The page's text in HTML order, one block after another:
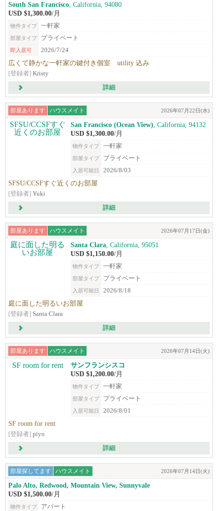
South San Francisco , California, 94080
USD $1,300.00/月
物件タイプ 一軒家
部屋タイプ プライベート
即入居可 2026/7/24
広くて静かな一軒家の鍵付き個室 utility 込み
[登録者] Kristy
詳細
部屋あります ハウスメイト 2026年07月22日(水)
San Francisco (Ocean View) , California, 94132
USD $1,300.00/月
物件タイプ 一軒家
部屋タイプ プライベート
入居可能日 2026/8/03
SFSU/CCSFすぐ近くのお部屋
[登録者] Yuki
詳細
部屋あります ハウスメイト 2026年07月17日(金)
Santa Clara , California, 95051
USD $1,150.00/月
物件タイプ 一軒家
部屋タイプ プライベート
入居可能日 2026/8/18
庭に面した明るいお部屋
[登録者] Santa Clara
詳細
部屋あります ハウスメイト 2026年07月14日(火)
サンフランシスコ
USD $1,200.00/月
物件タイプ 一軒家
部屋タイプ プライベート
入居可能日 2026/8/01
SF room for rent
[登録者] piyo
詳細
部屋探してます ハウスメイト 2026年07月14日(火)
Palo Alto, Redwood, Mountain View, Sunnyvale
USD $1,500.00/月
物件タイプ アパート